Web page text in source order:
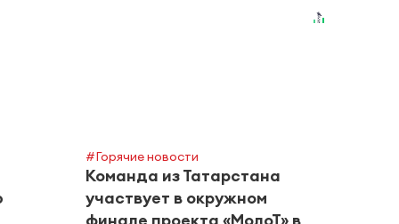
#Горячие новости
Команда из Татарстана
участвует в окружном